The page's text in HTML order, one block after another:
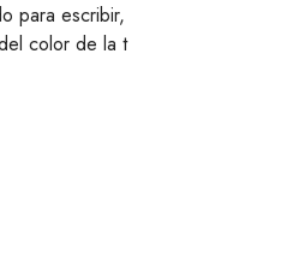
para escribir,
color de la t